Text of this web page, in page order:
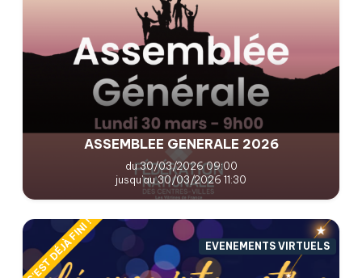
ASSEMBLEE GENERALE 2026
du 30/03/2026 09:00
jusqu'au 30/03/2026 11:30
C'EST DÉJÀ FINI ! EVENEMENTS VIRTUELS